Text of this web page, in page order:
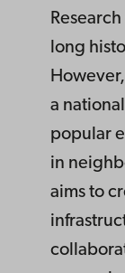
long
a
popular
in
aims to